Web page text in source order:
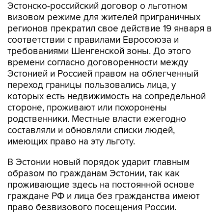
Эстонско-российский договор о льготном
визовом режиме для жителей приграничных
регионов прекратил свое действие 19 января в
соответствии с правилами Евросоюза и
требованиями Шенгенской зоны. До этого
времени согласно договоренности между
Эстонией и Россией правом на облегченный
переход границы пользовались лица, у
которых есть недвижимость на сопредельной
стороне, проживают или похоронены
родственники. Местные власти ежегодно
составляли и обновляли списки людей,
имеющих право на эту льготу.
В Эстонии новый порядок ударит главным
образом по гражданам Эстонии, так как
проживающие здесь на постоянной основе
граждане РФ и лица без гражданства имеют
право безвизового посещения России.